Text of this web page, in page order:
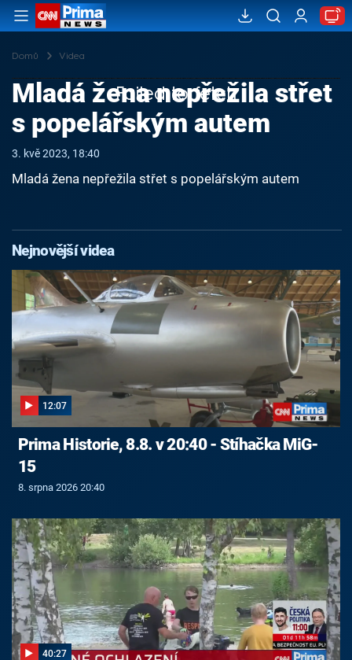
Domů Videa
Failed to fetch
Mladá žena nepřežila střet
s popelářským autem
3. kvě 2023, 18:40
Mladá žena nepřežila střet s popelářským autem
Nejnovější videa
12:07
Prima Historie, 8.8. v 20:40 - Stíhačka MiG-
15
8. srpna 2026 20:40
40:27